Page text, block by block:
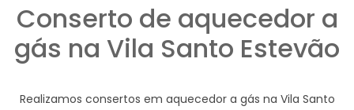
Conserto de aquecedor a
gás na Vila Santo Estevão
Realizamos consertos em aquecedor a gás na Vila Santo